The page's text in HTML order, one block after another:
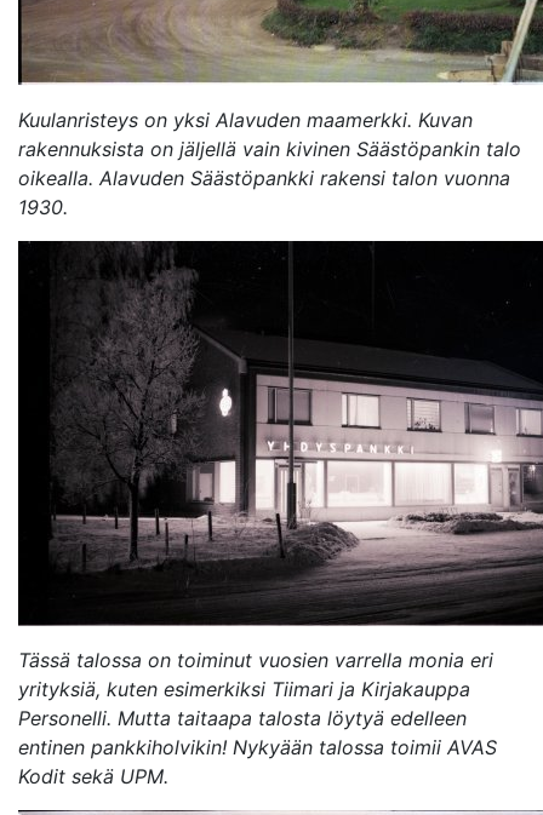
Kuulanristeys on yksi Alavuden maamerkki. Kuvan
rakennuksista on jäljellä vain kivinen Säästöpankin talo
oikealla. Alavuden Säästöpankki rakensi talon vuonna
1930.
Tässä talossa on toiminut vuosien varrella monia eri
yrityksiä, kuten esimerkiksi Tiimari ja Kirjakauppa
Personelli. Mutta taitaapa talosta löytyä edelleen
entinen pankkiholvikin! Nykyään talossa toimii AVAS
Kodit sekä UPM.